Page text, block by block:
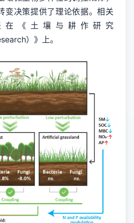
变决策提供了理论依据。相关
在《土壤与耕作研究
）》上。